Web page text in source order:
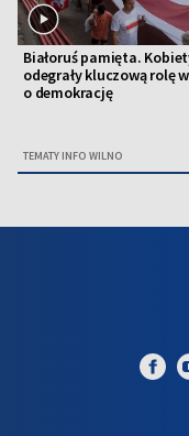
Białoruś pamięta.
odegrały kluczową rolę
o demokrację
TEMATY INFO WILNO